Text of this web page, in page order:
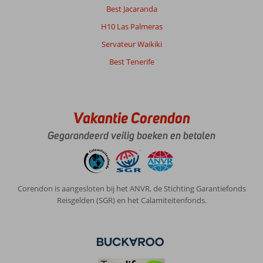
Best Jacaranda
H10 Las Palmeras
Servateur Waikiki
Best Tenerife
Vakantie Corendon
Gegarandeerd veilig boeken en betalen
Corendon is aangesloten bij het ANVR, de Stichting Garantiefonds
Reisgelden (SGR) en het Calamiteitenfonds.